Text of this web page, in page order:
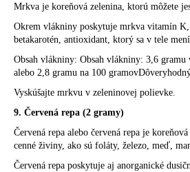
Mrkva je koreňová zelenina, ktorú môžete
Okrem vlákniny poskytuje mrkva vitamín
betakarotén, antioxidant, ktorý sa v tele
Obsah vlákniny: Obsah vlákniny: 3,6
alebo 2,8 gramu na 100
Vyskúšajte mrkvu v zeleninovej polievke.
9. Červená repa (2 gramy)
Červená repa alebo červená repa je
cenné živiny, ako sú foláty, železo, meď,
Červená repa poskytuje aj anorganické